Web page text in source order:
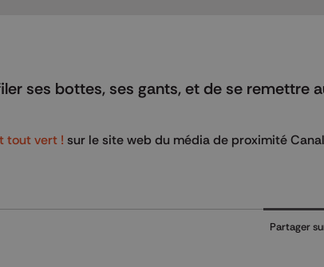
ses bottes, ses gants, et de se remettre
tout vert ! sur le site web du média de proximité
Partager